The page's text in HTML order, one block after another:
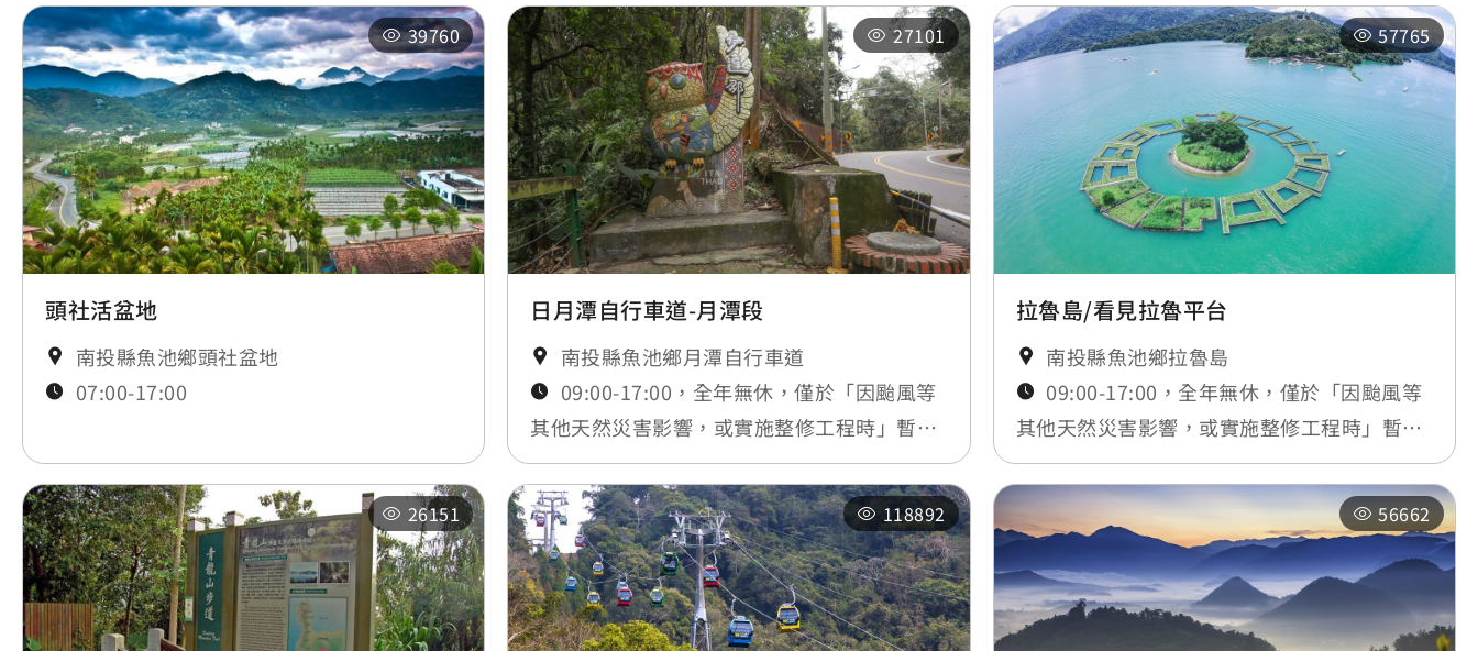
39760
頭社活盆地
南投縣魚池鄉頭社盆地
07:00-17:00
27101
日月潭自行車道-月潭段
南投縣魚池鄉月潭自行車道
09:00-17:00，全年無休，僅於「因颱風等
其他天然災害影響，或實施整修工程時」暫時
封閉，將公告於最新消息
57765
拉魯島/看見拉魯平台
南投縣魚池鄉拉魯島
09:00-17:00，全年無休，僅於「因颱風等
其他天然災害影響，或實施整修工程時」暫時
封閉，將公告於最新消息
26151 118892 56662